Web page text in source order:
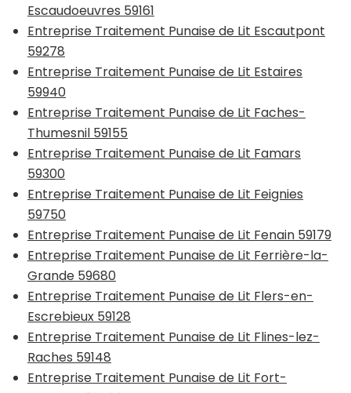
Escaudoeuvres 59161
Entreprise Traitement Punaise de Lit Escautpont
59278
Entreprise Traitement Punaise de Lit Estaires
59940
Entreprise Traitement Punaise de Lit Faches-
Thumesnil 59155
Entreprise Traitement Punaise de Lit Famars
59300
Entreprise Traitement Punaise de Lit Feignies
59750
Entreprise Traitement Punaise de Lit Fenain 59179
Entreprise Traitement Punaise de Lit Ferrière-la-
Grande 59680
Entreprise Traitement Punaise de Lit Flers-en-
Escrebieux 59128
Entreprise Traitement Punaise de Lit Flines-lez-
Raches 59148
Entreprise Traitement Punaise de Lit Fort-